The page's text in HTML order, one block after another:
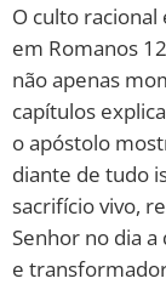
PALAVRA DO
SALMO DO DIA
DEVOCIONAL
10
ESTUDOS
O culto racional
em Romanos
não apenas
capítulos
o apóstolo
diante de tudo
sacrifício vivo,
Senhor no dia
e